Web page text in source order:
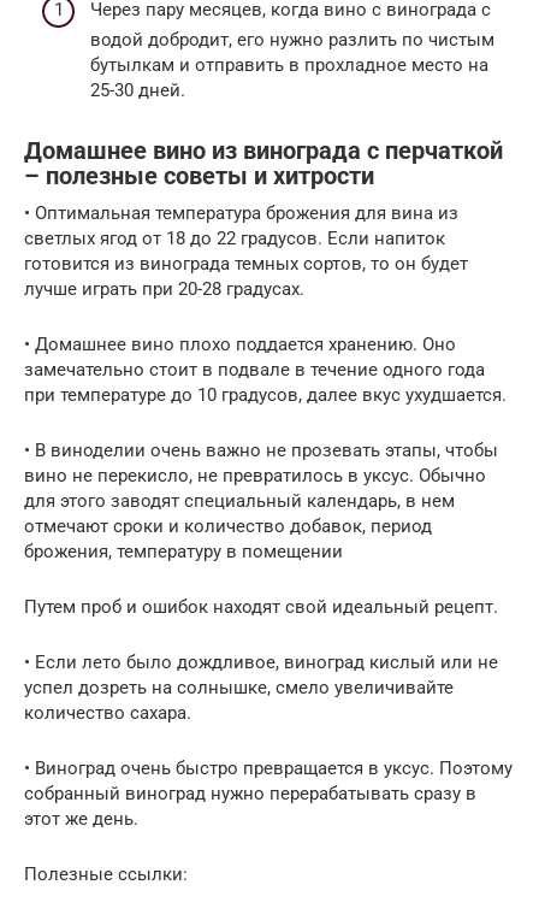
Через пару месяцев, когда вино с винограда с
водой добродит, его нужно разлить по чистым
бутылкам и отправить в прохладное место на
25-30 дней.
Домашнее вино из винограда с перчаткой
– полезные советы и хитрости
• Оптимальная температура брожения для вина из
светлых ягод от 18 до 22 градусов. Если напиток
готовится из винограда темных сортов, то он будет
лучше играть при 20-28 градусах.
• Домашнее вино плохо поддается хранению. Оно
замечательно стоит в подвале в течение одного года
при температуре до 10 градусов, далее вкус ухудшается.
• В виноделии очень важно не прозевать этапы, чтобы
вино не перекисло, не превратилось в уксус. Обычно
для этого заводят специальный календарь, в нем
отмечают сроки и количество добавок, период
брожения, температуру в помещении
Путем проб и ошибок находят свой идеальный рецепт.
• Если лето было дождливое, виноград кислый или не
успел дозреть на солнышке, смело увеличивайте
количество сахара.
• Виноград очень быстро превращается в уксус. Поэтому
собранный виноград нужно перерабатывать сразу в
этот же день.
Полезные ссылки: